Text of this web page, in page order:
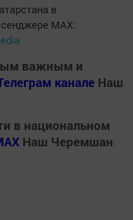
в
MАХ:
важным и
канале Наш
в национальном
Наш Черемшан